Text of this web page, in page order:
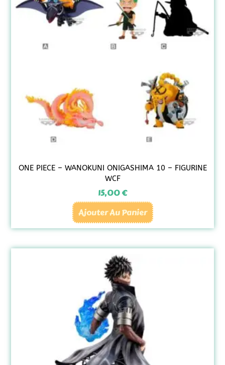
ONE PIECE – WANOKUNI ONIGASHIMA 10 – FIGURINE
WCF
15,00€
Ajouter Au Panier